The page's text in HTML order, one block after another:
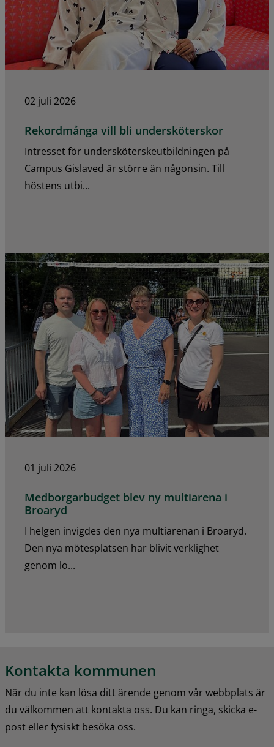
02 juli 2026
Rekordmånga vill bli undersköterskor
Intresset för undersköterskeutbildningen på
Campus Gislaved är större än någonsin. Till
höstens utbi...
01 juli 2026
Medborgarbudget blev ny multiarena i
Broaryd
I helgen invigdes den nya multiarenan i Broaryd.
Den nya mötesplatsen har blivit verklighet
genom lo...
Kontakta kommunen
När du inte kan lösa ditt ärende genom vår webbplats är
du välkommen att kontakta oss. Du kan ringa, skicka e-
post eller fysiskt besöka oss.